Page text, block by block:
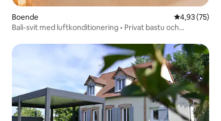
Boende 4,93 av 5 i
4,93 (75)
Bali-svit med luftkonditionering • Privat bastu och